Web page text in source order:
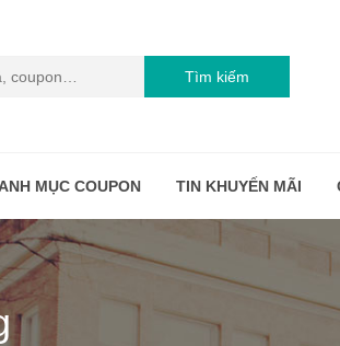
Tìm kiếm
MỤC COUPON TIN KHUYẾN MÃI